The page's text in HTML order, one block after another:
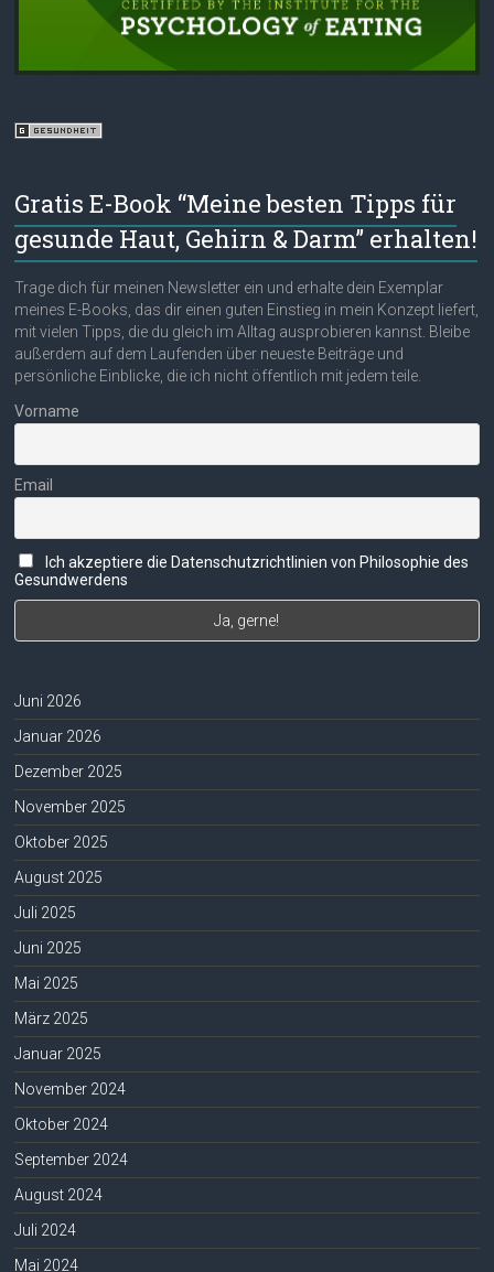
Gratis E-Book “Meine besten Tipps für
gesunde Haut, Gehirn & Darm” erhalten!
Trage dich für meinen Newsletter ein und erhalte dein Exemplar
meines E-Books, das dir einen guten Einstieg in mein Konzept liefert,
mit vielen Tipps, die du gleich im Alltag ausprobieren kannst. Bleibe
außerdem auf dem Laufenden über neueste Beiträge und
persönliche Einblicke, die ich nicht öffentlich mit jedem teile.
Vorname
Email
Ich akzeptiere die Datenschutzrichtlinien von Philosophie des
Gesundwerdens
Juni 2026
Januar 2026
Dezember 2025
November 2025
Oktober 2025
August 2025
Juli 2025
Juni 2025
Mai 2025
März 2025
Januar 2025
November 2024
Oktober 2024
September 2024
August 2024
Juli 2024
Mai 2024